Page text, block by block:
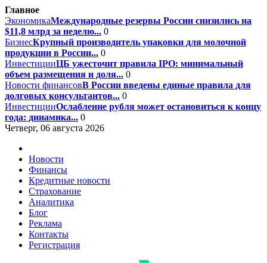
Главное
ЭкономикаМеждународные резервы России снизились на
$11,8 млрд за неделю... 0
БизнесКрупный производитель упаковки для молочной
продукции в России... 0
ИнвестицииЦБ ужесточит правила IPO: минимальный
объем размещения и доля... 0
Новости финансовВ России введены единые правила для
долговых консультантов... 0
ИнвестицииОслабление рубля может остановиться к концу
года: динамика... 0
Четверг, 06 августа 2026
Новости
Финансы
Кредитные новости
Страхование
Аналитика
Блог
Реклама
Контакты
Регистрация